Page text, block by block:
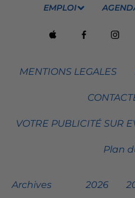
EMPLOI
MENTIONS LEGALES
VOTRE PUBLICITÉ SUR
Plan
Archives 2026